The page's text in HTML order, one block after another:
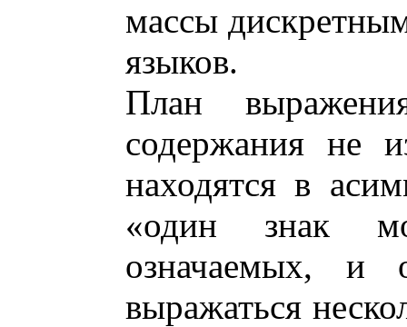
массы
языков.
План
содержания не
находятся в
«один знак
означаемых, и
выражаться